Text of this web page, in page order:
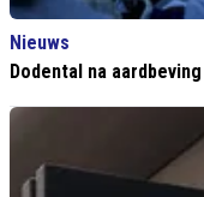
Nieuws
Dodental na